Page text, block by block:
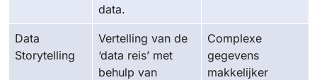
data.
Data
Storytelling
Vertelling van de
‘data reis’ met
behulp van
Complexe
gegevens
makkelijker